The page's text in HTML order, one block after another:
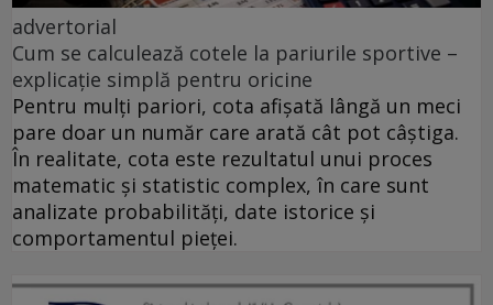
advertorial
Cum se calculează cotele la pariurile sportive –
explicație simplă pentru oricine
Pentru mulți pariori, cota afișată lângă un meci
pare doar un număr care arată cât pot câștiga.
În realitate, cota este rezultatul unui proces
matematic și statistic complex, în care sunt
analizate probabilități, date istorice și
comportamentul pieței.